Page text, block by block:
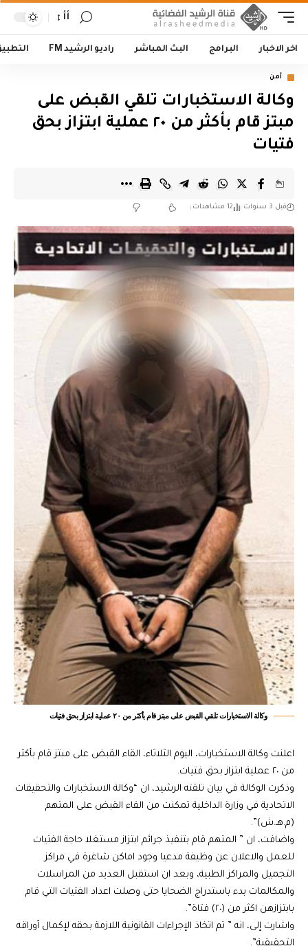
أأ
اخر الاخبار البرامج البث المباشر راديو الرشيد FM
أمن
وكالة الاستخبارات تلقي القبض على
مبتز قام بأكثر من ٢٠ عملية ابتزاز بحق
فتيات
قبل 3 سنوات 12 مشاهدات
وكالة الاستخبارات تلقي القبض على مبتز قام بأكثر من ٢٠ عملية ابتزاز بحق فتيات
اعلنت وكالة الاستخبارات، اليوم الثلاثاء، القاء القبض على مبتز قام بأكثر
من ٢٠ عملية ابتزاز بحق فتيات.
وذكرت الوكالة في بيان تلقته الرشيد، ان “وكالة الاستخبارات والتحقيقات
الاتحادية في وزارة الداخلية تمكنت من القاء القبض على المتهم
(م.هـ.ش)”.
واضافت، ان ” المتهم قام بتنفيذ جرائم ابتزاز مستغلا حاجة الفتيات
للعمل والاعلان عن وظيفة مدعيا وجود اماكن شاغرة في مراكز
التجميل والمراكز الطبية، وبعد ان استقبل العديد من المراسلات
والمكالمات بدء باستدراج الضحايا حتى وصلت اعداد الفتيات التي قام
بابتزازهن اكثر من (٢٠) فتاة”.
واشارت إلى، انه ” تم اتخاذ الإجراءات القانونية اللازمة بحقه لإكمال أوراقه
التحقيقية”.